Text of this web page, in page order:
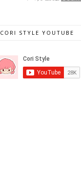
CORI STYLE YOUTUBE